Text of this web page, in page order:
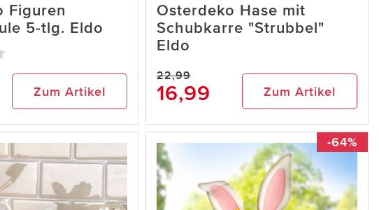
Figuren
5-tlg. Eldo
Zum Artikel
Osterdeko Hase mit
Schubkarre "Strubbel"
Eldo
22,99
16,99 Zum Artikel
-64%